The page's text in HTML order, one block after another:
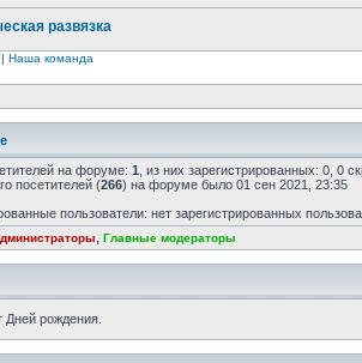
развязка
| Наша команда
на форуме: 1 , из них зарегистрированных: 0, 0
посетителей (266) на форуме было 01 сен 2021, 23:35
пользователи: нет зарегистрированных
Главные модераторы
Дней рождения.